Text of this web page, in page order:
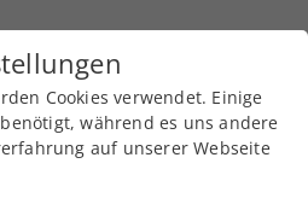
Cookies verwendet. Einige
während es uns andere
auf unserer Webseite